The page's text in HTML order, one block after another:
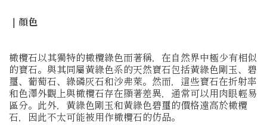
｜顏色
橄欖石以其獨特的橄欖綠色而著稱，在自然界中極少有相似
的寶石。與其同屬黃綠色系的天然寶石包括黃綠色剛玉、碧
璽、葡萄石、綠磷灰石和沙弗萊。然而，這些寶石在折射率
和色澤外觀上與橄欖石存在顯著差異，通常可以用肉眼輕易
區分。此外，黃綠色剛玉和黃綠色碧璽的價格遠高於橄欖
石，因此不太可能被用作橄欖石的仿品。